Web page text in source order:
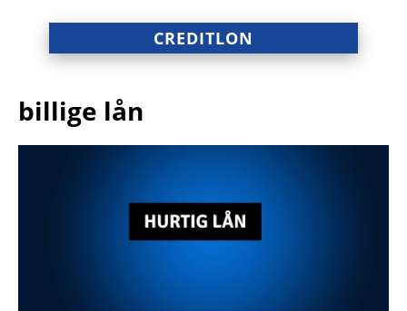
CREDITLON
billige lån